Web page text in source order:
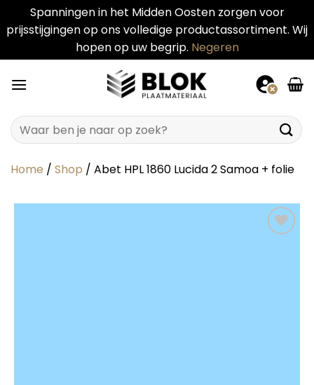
Spanningen in het Midden Oosten zorgen voor
prijsstijgingen op ons volledige productassortiment. Wij
hopen op uw begrip. Negeren
naar
Zoeken
naar:
Home / Shop / Abet HPL 1860 Lucida 2 Samoa + folie